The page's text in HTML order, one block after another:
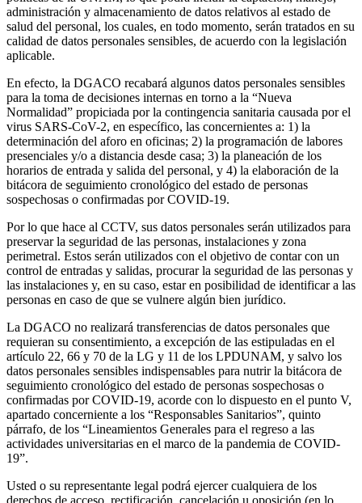
administración y almacenamiento de datos relativos al estado de
salud del personal, los cuales, en todo momento, serán tratados en su
calidad de datos personales sensibles, de acuerdo con la legislación
aplicable.
En efecto, la DGACO recabará algunos datos personales sensibles
para la toma de decisiones internas en torno a la “Nueva
Normalidad” propiciada por la contingencia sanitaria causada por el
virus SARS-CoV-2, en específico, las concernientes a: 1) la
determinación del aforo en oficinas; 2) la programación de labores
presenciales y/o a distancia desde casa; 3) la planeación de los
horarios de entrada y salida del personal, y 4) la elaboración de la
bitácora de seguimiento cronológico del estado de personas
sospechosas o confirmadas por COVID-19.
Por lo que hace al CCTV, sus datos personales serán utilizados para
preservar la seguridad de las personas, instalaciones y zona
perimetral. Estos serán utilizados con el objetivo de contar con un
control de entradas y salidas, procurar la seguridad de las personas y
las instalaciones y, en su caso, estar en posibilidad de identificar a las
personas en caso de que se vulnere algún bien jurídico.
La DGACO no realizará transferencias de datos personales que
requieran su consentimiento, a excepción de las estipuladas en el
artículo 22, 66 y 70 de la LG y 11 de los LPDUNAM, y salvo los
datos personales sensibles indispensables para nutrir la bitácora de
seguimiento cronológico del estado de personas sospechosas o
confirmadas por COVID-19, acorde con lo dispuesto en el punto V,
apartado concerniente a los “Responsables Sanitarios”, quinto
párrafo, de los “Lineamientos Generales para el regreso a las
actividades universitarias en el marco de la pandemia de COVID-
19”.
Usted o su representante legal podrá ejercer cualquiera de los